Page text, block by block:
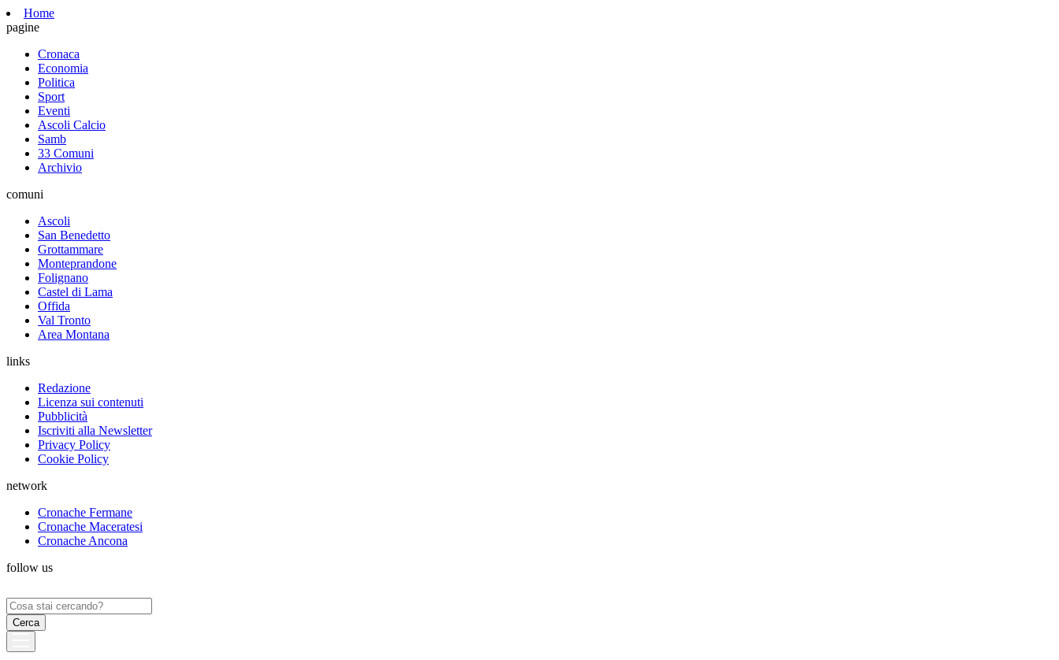
Home
pagine
Cronaca
Economia
Politica
Sport
Eventi
Ascoli Calcio
Samb
33 Comuni
Archivio
comuni
Ascoli
San Benedetto
Grottammare
Monteprandone
Folignano
Castel di Lama
Offida
Val Tronto
Area Montana
links
Redazione
Licenza sui contenuti
Pubblicità
Iscriviti alla Newsletter
Privacy Policy
Cookie Policy
network
Cronache Fermane
Cronache Maceratesi
Cronache Ancona
follow us
Ricerca
per: